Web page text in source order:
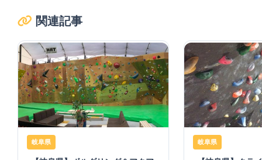
関連記事
岐阜県 岐阜県